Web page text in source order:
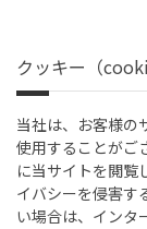
クッキー（
当社は、お客様の
使用することがご
に当サイトを閲覧
イバシーを侵害す
い場合は、インタ